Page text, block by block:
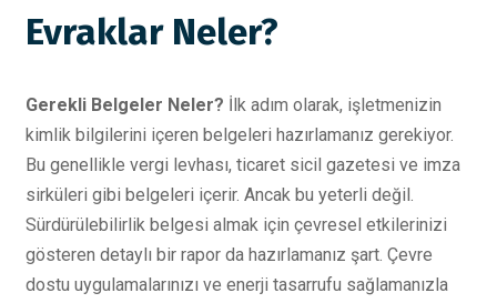
Evraklar Neler?
Gerekli Belgeler Neler? İlk adım olarak, işletmenizin
kimlik bilgilerini içeren belgeleri hazırlamanız gerekiyor.
Bu genellikle vergi levhası, ticaret sicil gazetesi ve imza
sirküleri gibi belgeleri içerir. Ancak bu yeterli değil.
Sürdürülebilirlik belgesi almak için çevresel etkilerinizi
gösteren detaylı bir rapor da hazırlamanız şart. Çevre
dostu uygulamalarınızı ve enerji tasarrufu sağlamanızla